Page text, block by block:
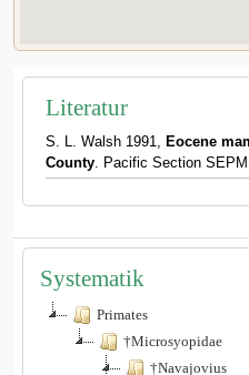
Literatur
S. L. Walsh 1991, Eocene
County. Pacific Section
Systematik
Primates
†Microsyopidae
†Navajovius